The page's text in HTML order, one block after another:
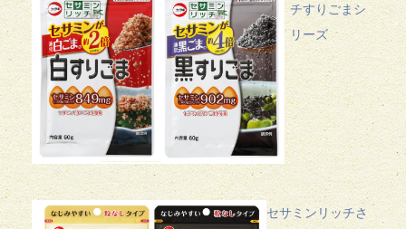
チすりごまシ
リーズ
セサミンリッチさ